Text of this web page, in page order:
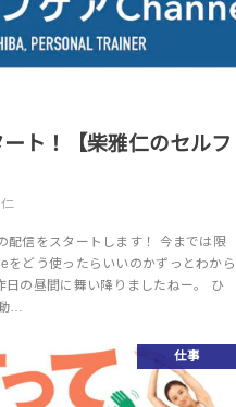
ト！【柴雅仁のセルフ
配信をスタートします！ 今までは限
をどう使ったらいいのかずっとわから
の昼間に舞い降りましたねー。 ひ
…
仕事